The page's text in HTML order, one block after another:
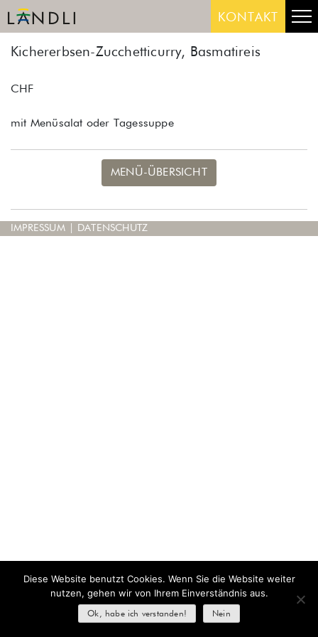
Skip
to
KONTAKT
Kichererbsen-Zucchetticurry, Basmatireis
CHF
mit Menüsalat oder Tagessuppe
MENÜ-ÜBERSICHT
IMPRESSUM DATENSCHUTZ
Diese Website benutzt Cookies. Wenn Sie die Website weiter
nutzen, gehen wir von Ihrem Einverständnis aus.
Ok, habe ich verstanden! Nein